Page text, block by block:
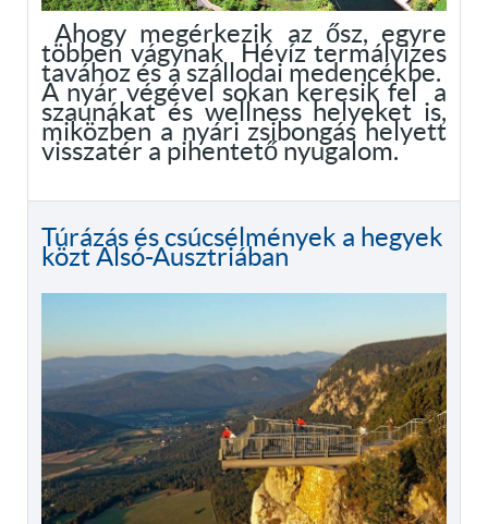
Ahogy megérkezik az ősz, egyre
többen vágynak Hévíz termálvizes
tavához és a szállodai medencékbe.
A nyár végével sokan keresik fel a
szaunákat és wellness helyeket is,
miközben a nyári zsibongás helyett
visszatér a pihentető nyugalom.
Túrázás és csúcsélmények a hegyek
közt Alsó-Ausztriában